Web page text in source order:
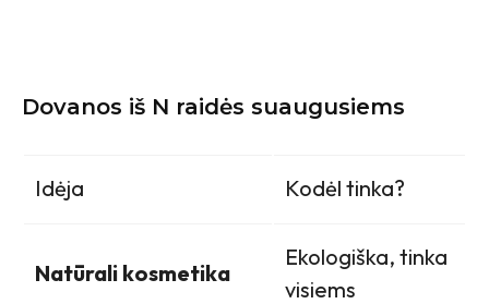
Dovanos iš N raidės suaugusiems
Idėja Kodėl tinka?
Natūrali kosmetika
Ekologiška, tinka
visiems